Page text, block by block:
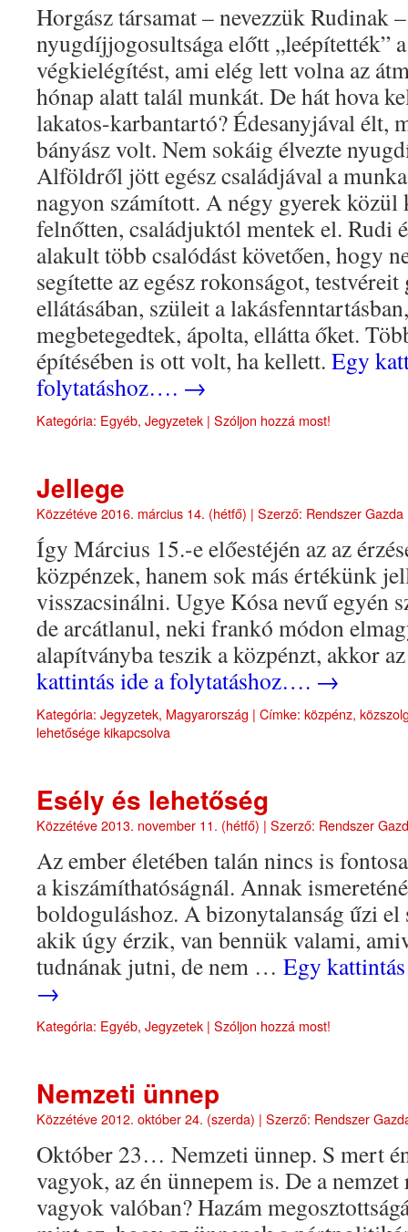
Horgász társamat – nevezzük Rudinak
nyugdíjjogosultsága előtt „leépítették”
végkielégítést, ami elég lett volna az
hónap alatt talál munkát. De hát hova
lakatos-karbantartó? Édesanyjával élt,
bányász volt. Nem sokáig élvezte
Alföldről jött egész családjával a
nagyon számított. A négy gyerek közül
felnőtten, családjuktól mentek el. Rudi
alakult több csalódást követően, hogy
segítette az egész rokonságot,
ellátásában, szüleit a
megbetegedtek, ápolta, ellátta őket.
építésében is ott volt, ha kellett. Egy
folytatáshoz…. →
Kategória: Egyéb, Jegyzetek | Szóljon hozzá most!
Jellege
Közzétéve2016. március 14. (hétfő) | Szerző: Rendszer Gazda
Így Március 15.-e előestéjén az az
közpénzek, hanem sok más értékünk
visszacsinálni. Ugye Kósa nevű egyén
de arcátlanul, neki frankó módon
alapítványba teszik a közpénzt, akkor
kattintás ide a folytatáshoz…. →
Kategória: Jegyzetek, Magyarország | Címke: közpénz,
lehetősége kikapcsolva
Esély és lehetőség
Közzétéve2013. november 11. (hétfő) | Szerző: Rendszer
Az ember életében talán nincs is
a kiszámíthatóságnál. Annak
boldoguláshoz. A bizonytalanság űzi el
akik úgy érzik, van bennük valami,
tudnának jutni, de nem … Egy
→
Kategória: Egyéb, Jegyzetek | Szóljon hozzá most!
Nemzeti ünnep
Közzétéve2012. október 24. (szerda) | Szerző: Rendszer
Október 23… Nemzeti ünnep. S mert
vagyok, az én ünnepem is. De a nemzet
vagyok valóban? Hazám